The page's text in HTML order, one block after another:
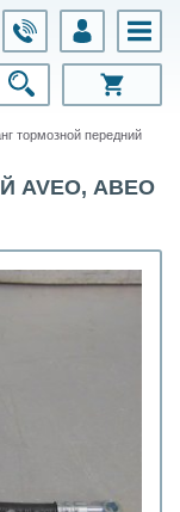
тормозной передний
AVEO, АВЕО